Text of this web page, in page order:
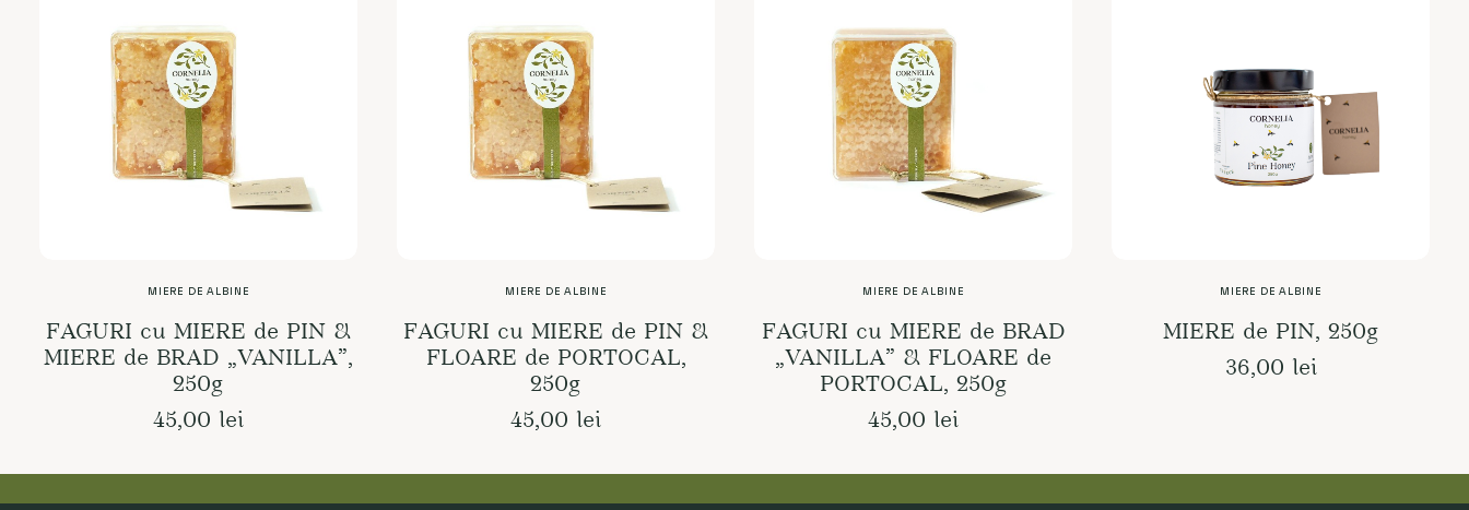
MIERE DE ALBINE
FAGURI cu MIERE de PIN &
MIERE de BRAD „VANILLA”,
250g
45,00 lei
MIERE DE ALBINE
FAGURI cu MIERE de PIN &
FLOARE de PORTOCAL,
250g
45,00 lei
MIERE DE ALBINE
FAGURI cu MIERE de BRAD
„VANILLA” & FLOARE de
PORTOCAL, 250g
45,00 lei
MIERE DE ALBINE
MIERE de PIN, 250g
36,00 lei